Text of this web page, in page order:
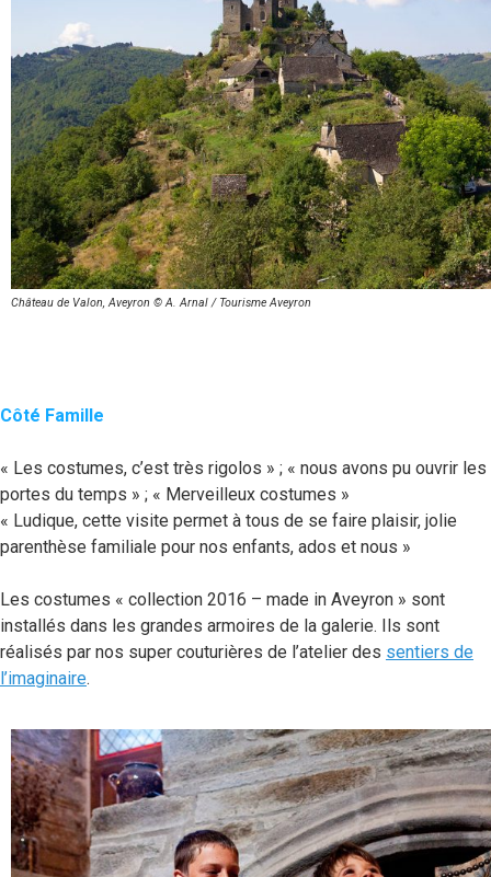
Château de Valon, Aveyron © A. Arnal / Tourisme Aveyron
Côté Famille
« Les costumes, c’est très rigolos » ; « nous avons pu ouvrir les
portes du temps » ; « Merveilleux costumes »
« Ludique, cette visite permet à tous de se faire plaisir, jolie
parenthèse familiale pour nos enfants, ados et nous »
Les costumes « collection 2016 – made in Aveyron » sont
installés dans les grandes armoires de la galerie. Ils sont
réalisés par nos super couturières de l’atelier des sentiers de
l’imaginaire.